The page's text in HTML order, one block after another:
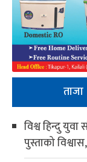
ताजा
विश्व हिन्दु
पुस्ताको